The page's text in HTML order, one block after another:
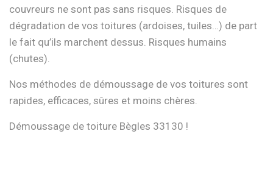
couvreurs ne sont pas sans risques. Risques de
dégradation de vos toitures (ardoises, tuiles…) de part
le fait qu’ils marchent dessus. Risques humains
(chutes).
Nos méthodes de démoussage de vos toitures sont
rapides, efficaces, sûres et moins chères.
Démoussage de toiture Bègles 33130 !